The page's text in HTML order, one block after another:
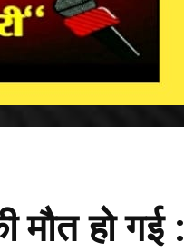
मौत हो गई :